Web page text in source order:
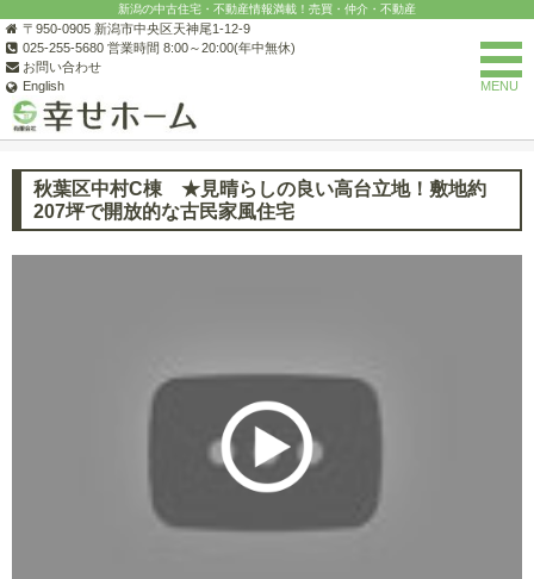
新潟の中古住宅・不動産情報満載！売買・仲介・不動産
〒950-0905 新潟市中央区天神尾1-12-9
025-255-5680 営業時間 8:00～20:00(年中無休)
お問い合わせ
English
MENU
(有)幸せホーム 新潟県の古民家物件の紹介
秋葉区中村C棟 ★見晴らしの良い高台立地！敷地約
207坪で開放的な古民家風住宅